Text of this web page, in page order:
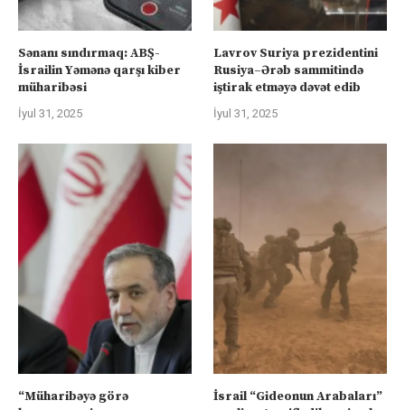
Sənanı sındırmaq: ABŞ-
İsrailin Yəmənə qarşı kiber
müharibəsi
İyul 31, 2025
Lavrov Suriya prezidentini
Rusiya–Ərəb sammitində
iştirak etməyə dəvət edib
İyul 31, 2025
“Müharibəyə görə
İsrail “Gideonun Arabaları”